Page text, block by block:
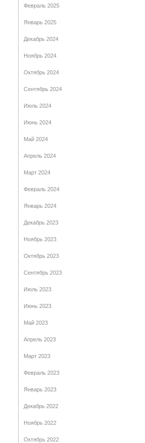
Февраль 2025
Январь 2025
Декабрь 2024
Ноябрь 2024
Октябрь 2024
Сентябрь 2024
Июль 2024
Июнь 2024
Май 2024
Апрель 2024
Март 2024
Февраль 2024
Январь 2024
Декабрь 2023
Ноябрь 2023
Октябрь 2023
Сентябрь 2023
Июль 2023
Июнь 2023
Май 2023
Апрель 2023
Март 2023
Февраль 2023
Январь 2023
Декабрь 2022
Ноябрь 2022
Октябрь 2022